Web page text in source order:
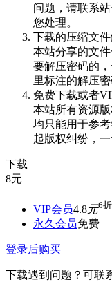
问题，请联系
您处理。
下载的压缩文
本站分享的文
要解压密码的
里标注的解压密
免费下载或者
本站所有资源
均只能用于参
起版权纠纷，
下载
8元
VIP会员4.8元6折
永久会员免费
登录后购买
下载遇到问题？可联